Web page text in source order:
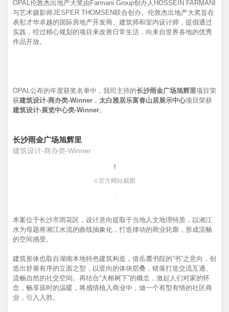
OPAL伦敦杰出地产大奖由Farmani Group创办人HOSSEIN FARMANI
与艺术摄影师JESPER THOMSEN联合创办。伦敦杰出地产大奖旨在
表彰才华卓越的国际房地产开发商、建筑师和室内设计师，提倡通过
实践，经过精心规划的项目来改善日常生活，向来自世界各地的优秀
作品开放。
OPAL公布的年度获奖名单中，我司主持的长沙雨金广场旭辉里项目荣
获建筑设计-商办类-Winner ， 太白雅居乐富春山居展示中心项目荣获
建筑设计-展览中心类-Winner。
长沙雨金广场旭辉里
建筑设计-商办类-Winner
⊙官方网站截图
本案位于长沙市雨花区，设计意向提取于当地人文地理特质，以湘江
水为母题将湘江水流的曲线抽象化，打造律动的商业轮廓，形成流畅
的空间感受。
建筑形体也取自湖南本地特色建筑构造，借岳麓书院的”书“之意向，创
造出舒展有序的立面之型，以竖向的体块层叠，错落打造交流互通、
流畅自然的社交空间。再结合“大榕树下”的概念，激起人们对家的怀
念，畅享孩时的温暖，将感情植入商业中，做一个有型有情的社区商
业，引入入胜。